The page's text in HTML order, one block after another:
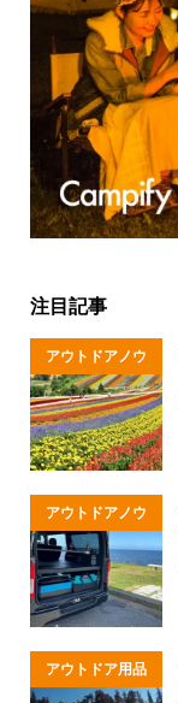
注目記事
アウトドアノウ
ハウ
アウトドアノウ
ハウ
アウトドア用品